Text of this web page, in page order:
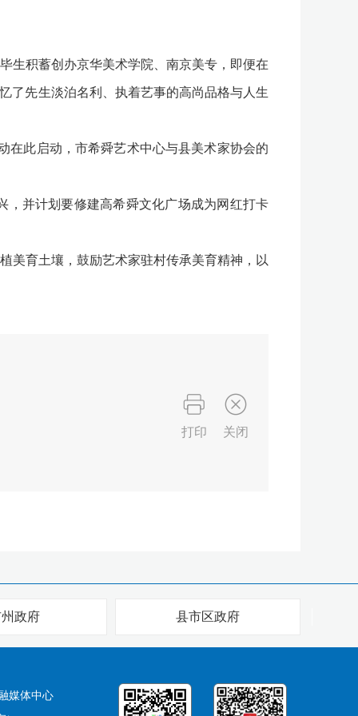
积蓄创办京华美术学院、南京美专，即便在
了先生淡泊名利、执着艺事的高尚品格与人生
此启动，市希舜艺术中心与县美术家协会的
并计划要修建高希舜文化广场成为网红打卡
育土壤，鼓励艺术家驻村传承美育精神，以
打印 关闭
政府 县市区政府
媒体中心